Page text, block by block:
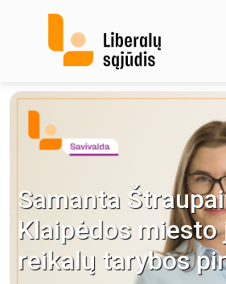
Samanta
Klaipėdos miesto
reikalų tarybos